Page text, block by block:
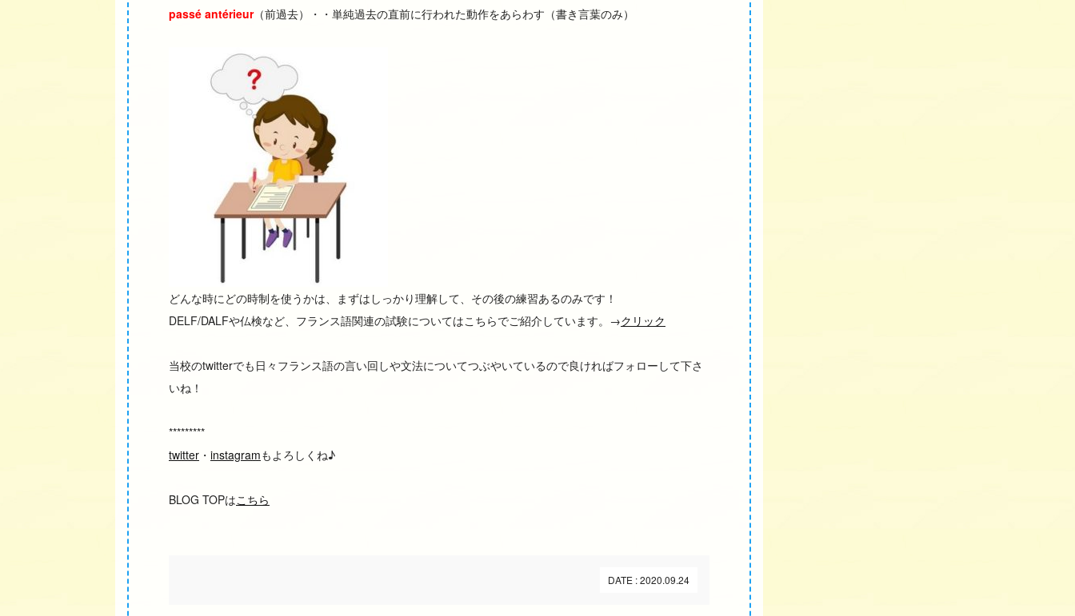
passé antérieur（前過去）・・単純過去の直前に行われた動作をあらわす（書き言葉のみ）
どんな時にどの時制を使うかは、まずはしっかり理解して、その後の練習あるのみです！
DELF/DALFや仏検など、フランス語関連の試験についてはこちらでご紹介しています。→クリック
当校のtwitterでも日々フランス語の言い回しや文法についてつぶやいているので良ければフォローして下さ
いね！
*********
twitter ・ instagramもよろしくね♪
BLOG TOPはこちら
DATE : 2020.09.24